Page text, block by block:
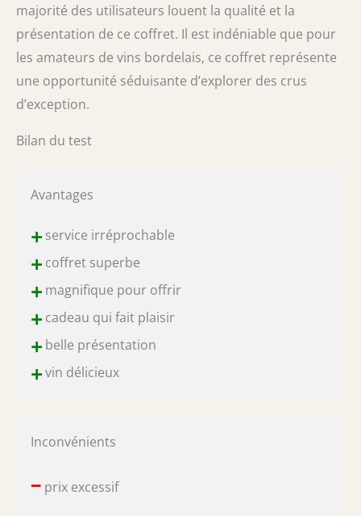
majorité des utilisateurs louent la qualité et la
présentation de ce coffret. Il est indéniable que pour
les amateurs de vins bordelais, ce coffret représente
une opportunité séduisante d’explorer des crus
d’exception.
Bilan du test
Avantages
+service irréprochable
+coffret superbe
+magnifique pour offrir
+cadeau qui fait plaisir
+belle présentation
+vin délicieux
Inconvénients
–prix excessif